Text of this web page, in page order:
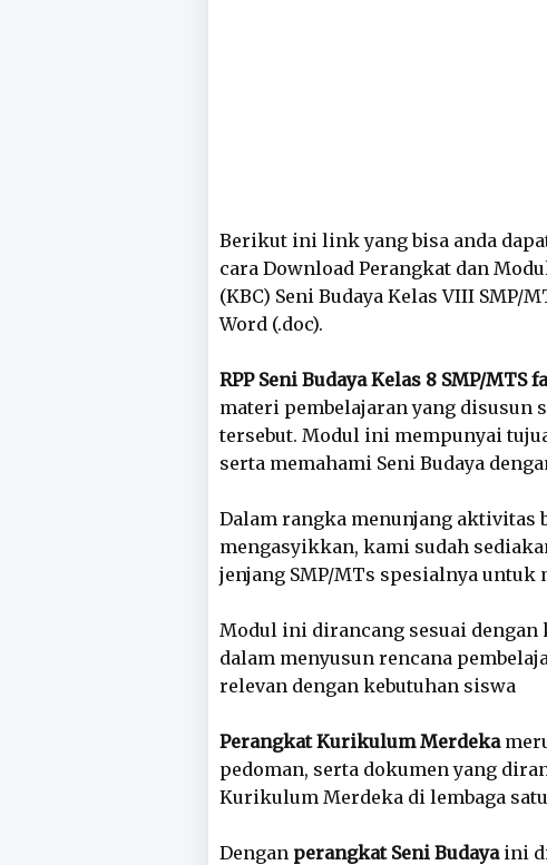
Berikut ini link yang bisa anda
cara Download Perangkat dan
(KBC) Seni Budaya Kelas VIII SMP/
Word (.doc).
RPP Seni Budaya Kelas 8 SMP/
materi pembelajaran yang disusun
tersebut. Modul ini mempunyai
serta memahami Seni Budaya
Dalam rangka menunjang aktivitas
mengasyikkan, kami sudah
jenjang SMP/MTs spesialnya untuk
Modul ini dirancang sesuai
dalam menyusun rencana
relevan dengan kebutuhan siswa
Perangkat Kurikulum Merdeka
pedoman, serta dokumen yang
Kurikulum Merdeka di lembaga
Dengan perangkat Seni Budayaini